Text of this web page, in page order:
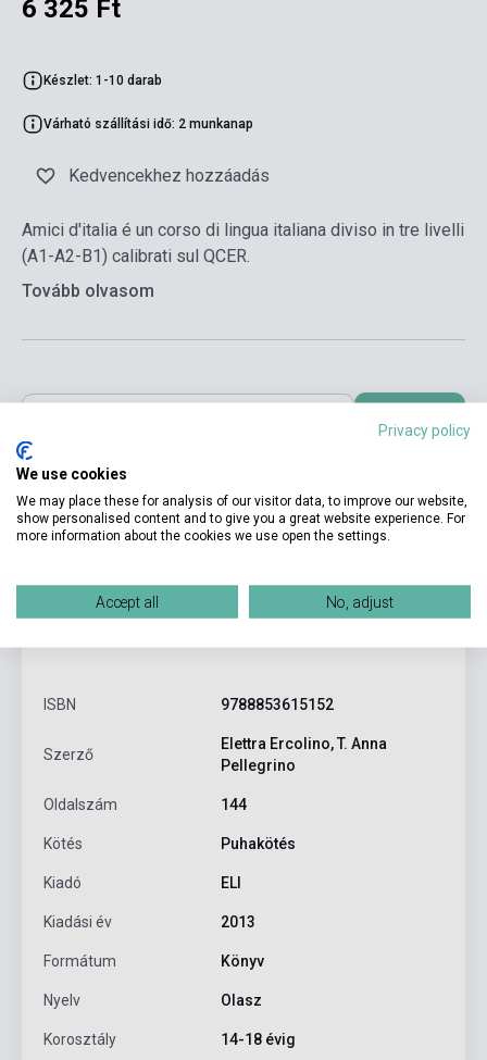
6 325 Ft
Készlet: 1-10 darab
Várható szállítási idő: 2 munkanap
Kedvencekhez hozzáadás
Amici d'italia é un corso di lingua italiana diviso in tre livelli
(A1-A2-B1) calibrati sul QCER.
Tovább olvasom
ISBN 9788853615152
Szerző
Elettra Ercolino, T. Anna
Pellegrino
Oldalszám 144
Kötés Puhakötés
Kiadó ELI
Kiadási év 2013
Formátum Könyv
Nyelv Olasz
Korosztály 14-18 évig
Privacy policy
We use cookies
We may place these for analysis of our visitor data, to improve our website,
show personalised content and to give you a great website experience. For
more information about the cookies we use open the settings.
Accept all No, adjust